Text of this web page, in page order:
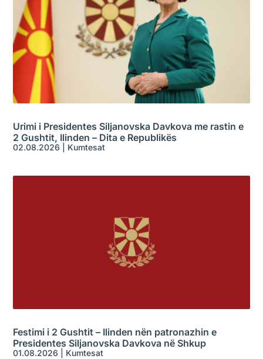
Urimi i Presidentes Siljanovska Davkova me rastin e
2 Gushtit, Ilinden – Dita e Republikës
02.08.2026 Kumtesat
Festimi i 2 Gushtit – Ilinden nën patronazhin e
Presidentes Siljanovska Davkova në Shkup
01.08.2026 Kumtesat